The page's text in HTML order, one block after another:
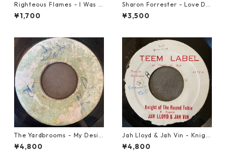
Righteous Flames - I Was B
orn To Be Loved【7-21191】
¥1,700
Sharon Forrester - Love Do
n't Live Here Anymore【12-
50068】
¥3,500
The Yardbrooms - My Desir
e【7-21922】
¥4,800
Jah Lloyd & Jah Vin - Knigh
t Of The Round Table【7-21
908】
¥4,800